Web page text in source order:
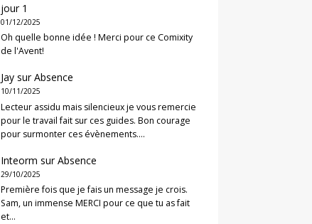
jour 1
01/12/2025
Oh quelle bonne idée ! Merci pour ce Comixity
de l'Avent!
Jay surAbsence
10/11/2025
Lecteur assidu mais silencieux je vous remercie
pour le travail fait sur ces guides. Bon courage
pour surmonter ces évènements.…
Inteorm surAbsence
29/10/2025
Première fois que je fais un message je crois.
Sam, un immense MERCI pour ce que tu as fait
et…